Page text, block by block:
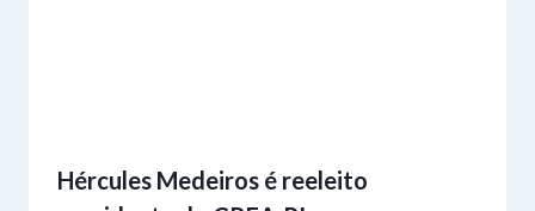
Hércules Medeiros é reeleito